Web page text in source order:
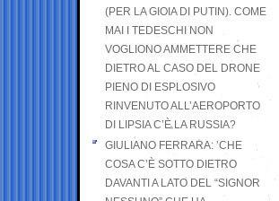
(PER LA GIOIA DI PUTIN). COME
MAI I TEDESCHI NON
VOGLIONO AMMETTERE CHE
DIETRO AL CASO DEL DRONE
PIENO DI ESPLOSIVO
RINVENUTO ALL’AEROPORTO
DI LIPSIA C’È LA RUSSIA?
GIULIANO FERRARA: ’CHE
COSA C’È SOTTO DIETRO
DAVANTI A LATO DEL “SIGNOR